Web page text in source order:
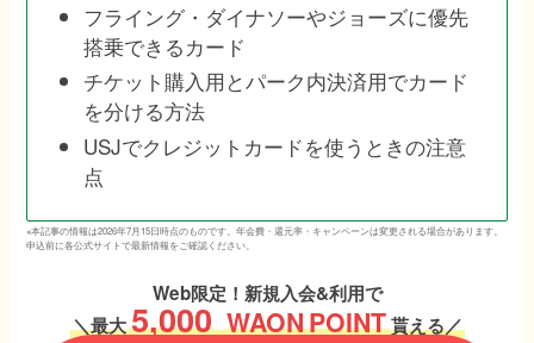
フライング・ダイナソーやジョーズに優先
搭乗できるカード
チケット購入用とパーク内決済用でカード
を分ける方法
USJでクレジットカードを使うときの注意
点
※本記事の情報は2026年7月15日時点のものです。年会費・還元率・キャンペーンは変更される場合があります。
申込前に各公式サイトで最新情報をご確認ください。
Web限定！新規入会&利用で
＼最大5,000 WAONPOINT貰える／